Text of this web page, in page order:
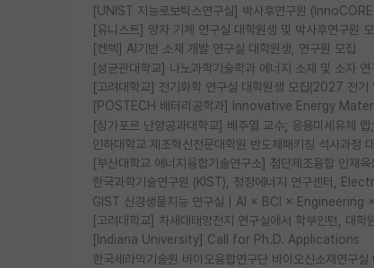
[UNIST 지능로보틱스연구실] 박사후연구원
[유니스트] 양자 기체 연구실 대학원생 및 박사후연구원
[켄텍] AI기반 소재 개발 연구실 대학원생, 연구원 모집
[성균관대학교] 나노과학기술학과 에너지 소재 및 소자 연
[고려대학교] 전기화학 연구실 대학원생 모집(2027 전기
[POSTECH 배터리공학과] Innovative Energy
[싱가포르 난양공과대학교] 배주열 교수; 응용미세유
인하대학교 제조혁신전문대학원 반도체패키징 석사과정
[부산대학교 에너지융합기술연구소] 첨단제조융합 인재
한국과학기술연구원 (KIST), 청정에너지 연구센터,
GIST 신경생물지능 연구실 | AI × BCI ×
[고려대학교] 차새대태양전지 연구실에서 학부인턴, 대
[Indiana University] Call for Ph.D. Applications
한국세라믹기술원 바이오융합연구단 바이오신소재연구